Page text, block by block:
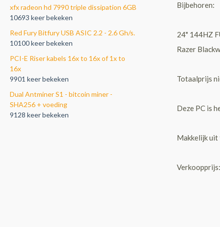
xfx radeon hd 7990 triple dissipation 6GB
10693 keer bekeken
Red Fury Bitfury USB ASIC 2.2 - 2.6 Gh/s.
10100 keer bekeken
PCI-E Riser kabels 16x to 16x of 1x to
16x
9901 keer bekeken
Dual Antminer S1 - bitcoin miner -
SHA256 + voeding
9128 keer bekeken
Bijbehoren:
24" 144HZ
Razer
Totaalprijs
Deze PC is
Makkelijk uit